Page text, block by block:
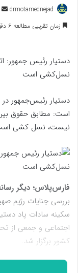
drmotamednejad
زمان تقریبی مطالعه 6 دقیقه
دستیار رئیس جمهور:
نسل‌کشی است
دستیار رئیس‌جمهور
است: مطابق حقوق
نیست، نسل کشی
فارس‌پلاس؛ دیگر
بررسی جنایات رژیم
سکینه سادات پاد
کشور برگزار شد.
پاد در این نشست گفت:‌